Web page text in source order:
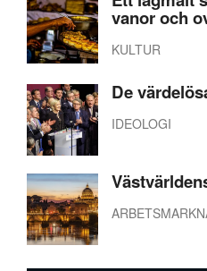
vanor och
KULTUR
De
IDEOLOGI